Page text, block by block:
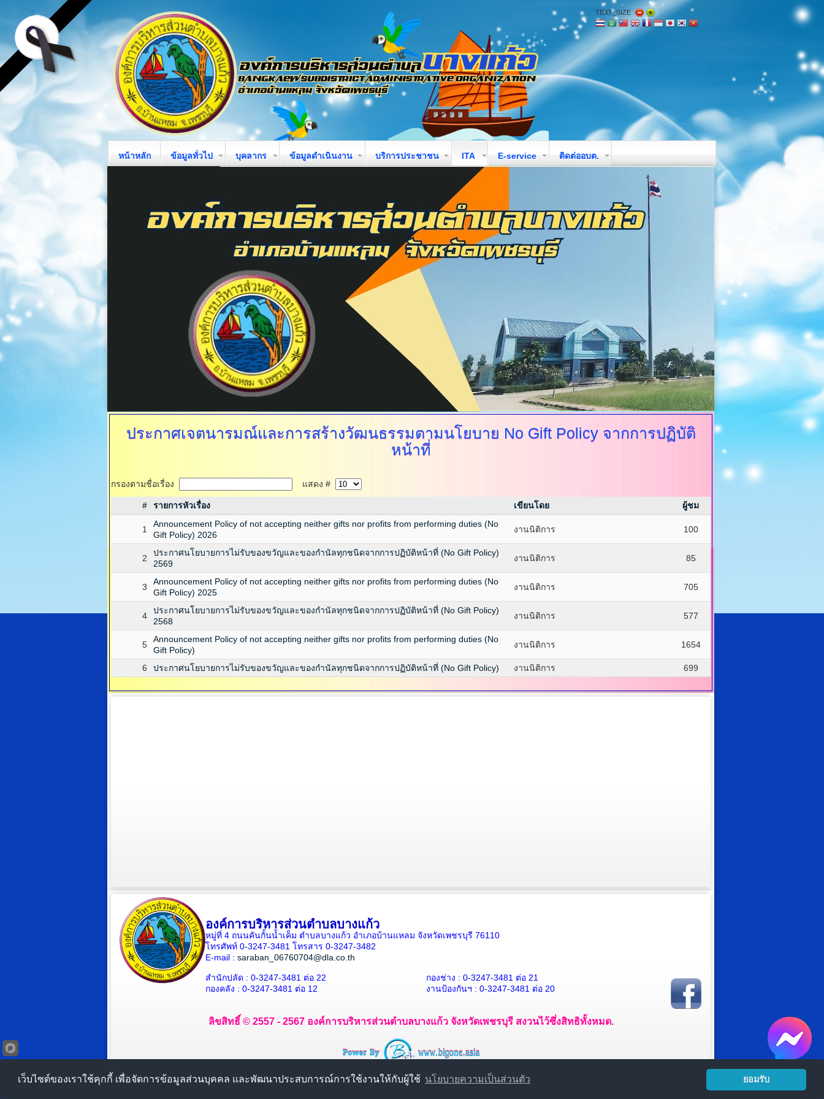
TEXT_SIZE
หน้าหลัก ข้อมูลทั่วไป บุคลากร ข้อมูลดำเนินงาน บริการประชาชน ITA E-service ติดต่ออบต.
ประกาศเจตนารมณ์และการสร้างวัฒนธรรมตามนโยบาย No Gift Policy จากการปฏิบัติ
หน้าที่
กรองตามชื่อเรื่อง แสดง #
# รายการหัวเรื่อง เขียนโดย ผู้ชม
1
Announcement Policy of not accepting neither gifts nor profits from performing duties (No
Gift Policy) 2026
งานนิติการ 100
2
ประกาศนโยบายการไม่รับของขวัญและของกำนัลทุกชนิดจากการปฏิบัติหน้าที่ (No Gift Policy)
2569
งานนิติการ 85
3
Announcement Policy of not accepting neither gifts nor profits from performing duties (No
Gift Policy) 2025
งานนิติการ 705
4
ประกาศนโยบายการไม่รับของขวัญและของกำนัลทุกชนิดจากการปฏิบัติหน้าที่ (No Gift Policy)
2568
งานนิติการ 577
5
Announcement Policy of not accepting neither gifts nor profits from performing duties (No
Gift Policy)
งานนิติการ 1654
6 ประกาศนโยบายการไม่รับของขวัญและของกำนัลทุกชนิดจากการปฏิบัติหน้าที่ (No Gift Policy) งานนิติการ 699
องค์การบริหารส่วนตำบลบางแก้ว
หมู่ที่ 4 ถนนคันกั้นน้ำเค็ม ตำบลบางแก้ว อำเภอบ้านแหลม จังหวัดเพชรบุรี 76110
โทรศัพท์ 0-3247-3481 โทรสาร 0-3247-3482
E-mail : saraban_06760704@dla.co.th
สำนักปลัด : 0-3247-3481 ต่อ 22
กองคลัง : 0-3247-3481 ต่อ 12
กองช่าง : 0-3247-3481 ต่อ 21
งานป้องกันฯ : 0-3247-3481 ต่อ 20
ลิขสิทธิ์ © 2557 - 2567 องค์การบริหารส่วนตำบลบางแก้ว จังหวัดเพชรบุรี สงวนไว้ซึ่งสิทธิทั้งหมด.
เว็บไซต์ของเราใช้คุกกี้ เพื่อจัดการข้อมูลส่วนบุคคล และพัฒนาประสบการณ์การใช้งานให้กับผู้ใช้ นโยบายความเป็นส่วนตัว ยอมรับ